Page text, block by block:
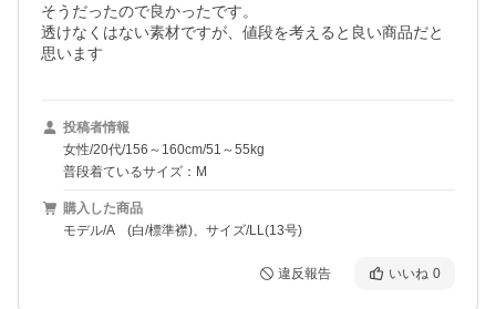
そうだったので良かったです。
透けなくはない素材ですが、値段を考えると良い商品だと
思います
投稿者情報
女性/20代/156～160cm/51～55kg
普段着ているサイズ：M
購入した商品
モデル/A (白/標準襟)、サイズ/LL(13号)
違反報告 いいね 0